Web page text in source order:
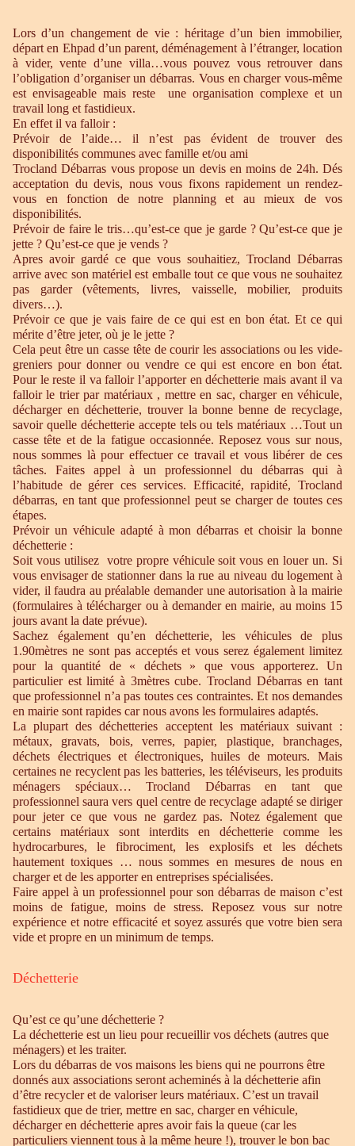
Lors d’un changement de vie : héritage d’un bien immobilier,
départ en Ehpad d’un parent, déménagement à l’étranger, location
à vider, vente d’une villa…vous pouvez vous retrouver dans
l’obligation d’organiser un débarras. Vous en charger vous-même
est envisageable mais reste une organisation complexe et un
travail long et fastidieux.
En effet il va falloir :
Prévoir de l’aide… il n’est pas évident de trouver des
disponibilités communes avec famille et/ou ami
Trocland Débarras vous propose un devis en moins de 24h. Dés
acceptation du devis, nous vous fixons rapidement un rendez-
vous en fonction de notre planning et au mieux de vos
disponibilités.
Prévoir de faire le tris…qu’est-ce que je garde ? Qu’est-ce que je
jette ? Qu’est-ce que je vends ?
Apres avoir gardé ce que vous souhaitiez, Trocland Débarras
arrive avec son matériel est emballe tout ce que vous ne souhaitez
pas garder (vêtements, livres, vaisselle, mobilier, produits
divers…).
Prévoir ce que je vais faire de ce qui est en bon état. Et ce qui
mérite d’être jeter, où je le jette ?
Cela peut être un casse tête de courir les associations ou les vide-
greniers pour donner ou vendre ce qui est encore en bon état.
Pour le reste il va falloir l’apporter en déchetterie mais avant il va
falloir le trier par matériaux , mettre en sac, charger en véhicule,
décharger en déchetterie, trouver la bonne benne de recyclage,
savoir quelle déchetterie accepte tels ou tels matériaux …Tout un
casse tête et de la fatigue occasionnée. Reposez vous sur nous,
nous sommes là pour effectuer ce travail et vous libérer de ces
tâches. Faites appel à un professionnel du débarras qui à
l’habitude de gérer ces services. Efficacité, rapidité, Trocland
débarras, en tant que professionnel peut se charger de toutes ces
étapes.
Prévoir un véhicule adapté à mon débarras et choisir la bonne
déchetterie :
Soit vous utilisez votre propre véhicule soit vous en louer un. Si
vous envisager de stationner dans la rue au niveau du logement à
vider, il faudra au préalable demander une autorisation à la mairie
(formulaires à télécharger ou à demander en mairie, au moins 15
jours avant la date prévue).
Sachez également qu’en déchetterie, les véhicules de plus
1.90mètres ne sont pas acceptés et vous serez également limitez
pour la quantité de « déchets » que vous apporterez. Un
particulier est limité à 3mètres cube. Trocland Débarras en tant
que professionnel n’a pas toutes ces contraintes. Et nos demandes
en mairie sont rapides car nous avons les formulaires adaptés.
La plupart des déchetteries acceptent les matériaux suivant :
métaux, gravats, bois, verres, papier, plastique, branchages,
déchets électriques et électroniques, huiles de moteurs. Mais
certaines ne recyclent pas les batteries, les téléviseurs, les produits
ménagers spéciaux… Trocland Débarras en tant que
professionnel saura vers quel centre de recyclage adapté se diriger
pour jeter ce que vous ne gardez pas. Notez également que
certains matériaux sont interdits en déchetterie comme les
hydrocarbures, le fibrociment, les explosifs et les déchets
hautement toxiques … nous sommes en mesures de nous en
charger et de les apporter en entreprises spécialisées.
Faire appel à un professionnel pour son débarras de maison c’est
moins de fatigue, moins de stress. Reposez vous sur notre
expérience et notre efficacité et soyez assurés que votre bien sera
vide et propre en un minimum de temps.
Déchetterie
Qu’est ce qu’une déchetterie ?
La déchetterie est un lieu pour recueillir vos déchets (autres que
ménagers) et les traiter.
Lors du débarras de vos maisons les biens qui ne pourrons être
donnés aux associations seront acheminés à la déchetterie afin
d’être recycler et de valoriser leurs matériaux. C’est un travail
fastidieux que de trier, mettre en sac, charger en véhicule,
décharger en déchetterie apres avoir fais la queue (car les
particuliers viennent tous à la même heure !), trouver le bon bac